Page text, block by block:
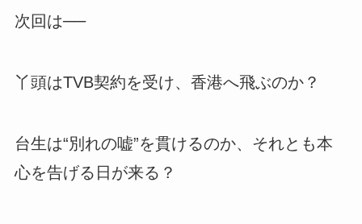
次回は──
丫頭はTVB契約を受け、香港へ飛ぶのか？
台生は“別れの嘘”を貫けるのか、それとも本
心を告げる日が来る？